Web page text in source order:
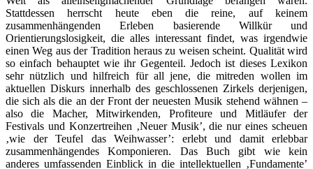
Stattdessen herrscht heute eben die reine, auf keinem
zusammenhängenden Erleben basierende Willkür und
Orientierungslosigkeit, die alles interessant findet, was irgendwie
einen Weg aus der Tradition heraus zu weisen scheint. Qualität wird
so einfach behauptet wie ihr Gegenteil. Jedoch ist dieses Lexikon
sehr nützlich und hilfreich für all jene, die mitreden wollen im
aktuellen Diskurs innerhalb des geschlossenen Zirkels derjenigen,
die sich als die an der Front der neuesten Musik stehend wähnen –
also die Macher, Mitwirkenden, Profiteure und Mitläufer der
Festivals und Konzertreihen ‚Neuer Musik’, die nur eines scheuen
‚wie der Teufel das Weihwasser’: erlebt und damit erlebbar
zusammenhängendes Komponieren. Das Buch gibt wie kein
anderes umfassenden Einblick in die intellektuellen ‚Fundamente’